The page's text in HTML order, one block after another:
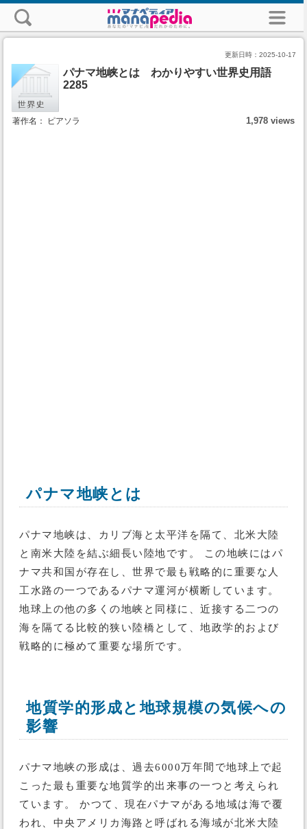
更新日時： 2025-10-17
パナマ地峡とは わかりやすい世界史用語
2285
著作名： ピアソラ 1,978 views
パナマ地峡とは
パナマ地峡は、カリブ海と太平洋を隔て、北米大陸
と南米大陸を結ぶ細長い陸地です。 この地峡にはパ
ナマ共和国が存在し、世界で最も戦略的に重要な人
工水路の一つであるパナマ運河が横断しています。
地球上の他の多くの地峡と同様に、近接する二つの
海を隔てる比較的狭い陸橋として、地政学的および
戦略的に極めて重要な場所です。
地質学的形成と地球規模の気候への
影響
パナマ地峡の形成は、過去6000万年間で地球上で起
こった最も重要な地質学的出来事の一つと考えられ
ています。 かつて、現在パナマがある地域は海で覆
われ、中央アメリカ海路と呼ばれる海域が北米大陸